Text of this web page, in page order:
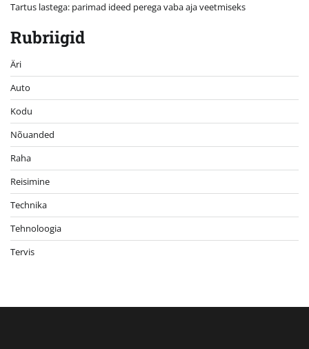
Tartus lastega: parimad ideed perega vaba aja veetmiseks
Rubriigid
Äri
Auto
Kodu
Nõuanded
Raha
Reisimine
Technika
Tehnoloogia
Tervis